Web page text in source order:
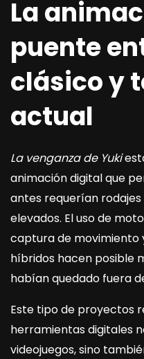
La
puente
clásico y
actual
La venganza de Yuki
animación digital que
antes requerían
elevados. El uso de
captura de movimiento
híbridos hacen posible
habían quedado fuera
Este tipo de proyectos
herramientas digitales
videojuegos, sino